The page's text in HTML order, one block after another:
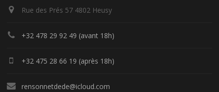
Rue des Prés 57 4802 Heusy
+32 478 29 92 49 (avant 18h)
+32 475 28 66 19 (après 18h)
rensonnetdede@icloud.com